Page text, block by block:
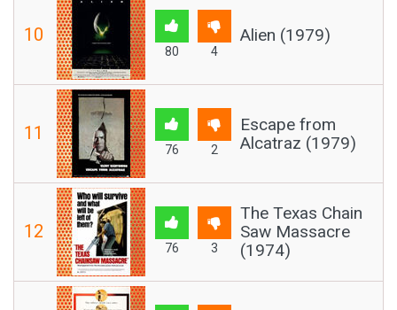
10
80 4
Alien (1979)
11
76 2
Escape from
Alcatraz (1979)
12
76 3
The Texas Chain
Saw Massacre
(1974)